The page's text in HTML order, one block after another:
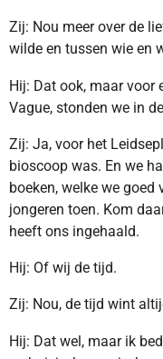
Zij: Nou meer over de
wilde en tussen wie en
Hij: Dat ook, maar voor
Vague, stonden we in
Zij: Ja, voor het
bioscoop was. En we
boeken, welke we
jongeren toen. Kom
heeft ons ingehaald.
Hij: Of wij de tijd.
Zij: Nou, de tijd wint
Hij: Dat wel, maar ik